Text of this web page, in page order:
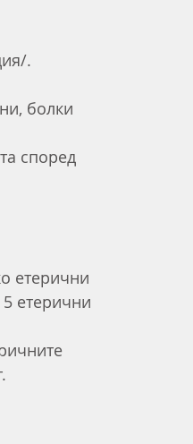
.
болки
според
етерични